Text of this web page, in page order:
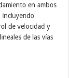
en ambos
incluyendo
de velocidad y
de las vías